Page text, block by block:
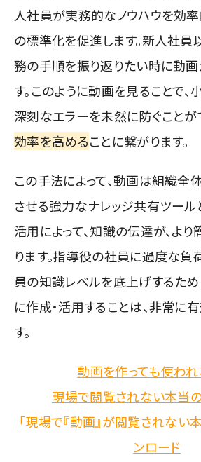
人社員が実務的なノウハウを効
の標準化を促進します。新人社員
務の手順を振り返りたい時に動画
す。このように動画を見ることで
深刻なエラーを未然に防ぐことが
効率を高めることに繋がります。
この手法によって、動画は組織全
させる強力なナレッジ共有ツール
活用によって、知識の伝達が、よ
ります。指導役の社員に過度な負
員の知識レベルを底上げするた
に作成・活用することは、非常に
す。
動画を作っても使わ
現場で閲覧されない本当
「現場で『動画』が閲覧されない
ンロード